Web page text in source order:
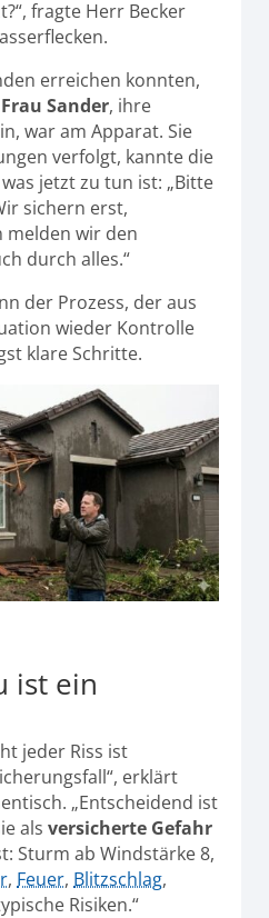
fragte Herr Becker
erreichen konnten,
Frau Sander, ihre
war am Apparat. Sie
verfolgt, kannte die
jetzt zu tun ist: „Bitte
sichern erst,
melden wir den
durch alles.“
der Prozess, der aus
wieder Kontrolle
klare Schritte.
ist ein
jeder Riss ist
erklärt
„Entscheidend ist
als versicherte Gefahr
Sturm ab Windstärke 8,
, Feuer, Blitzschlag,
Risiken.“